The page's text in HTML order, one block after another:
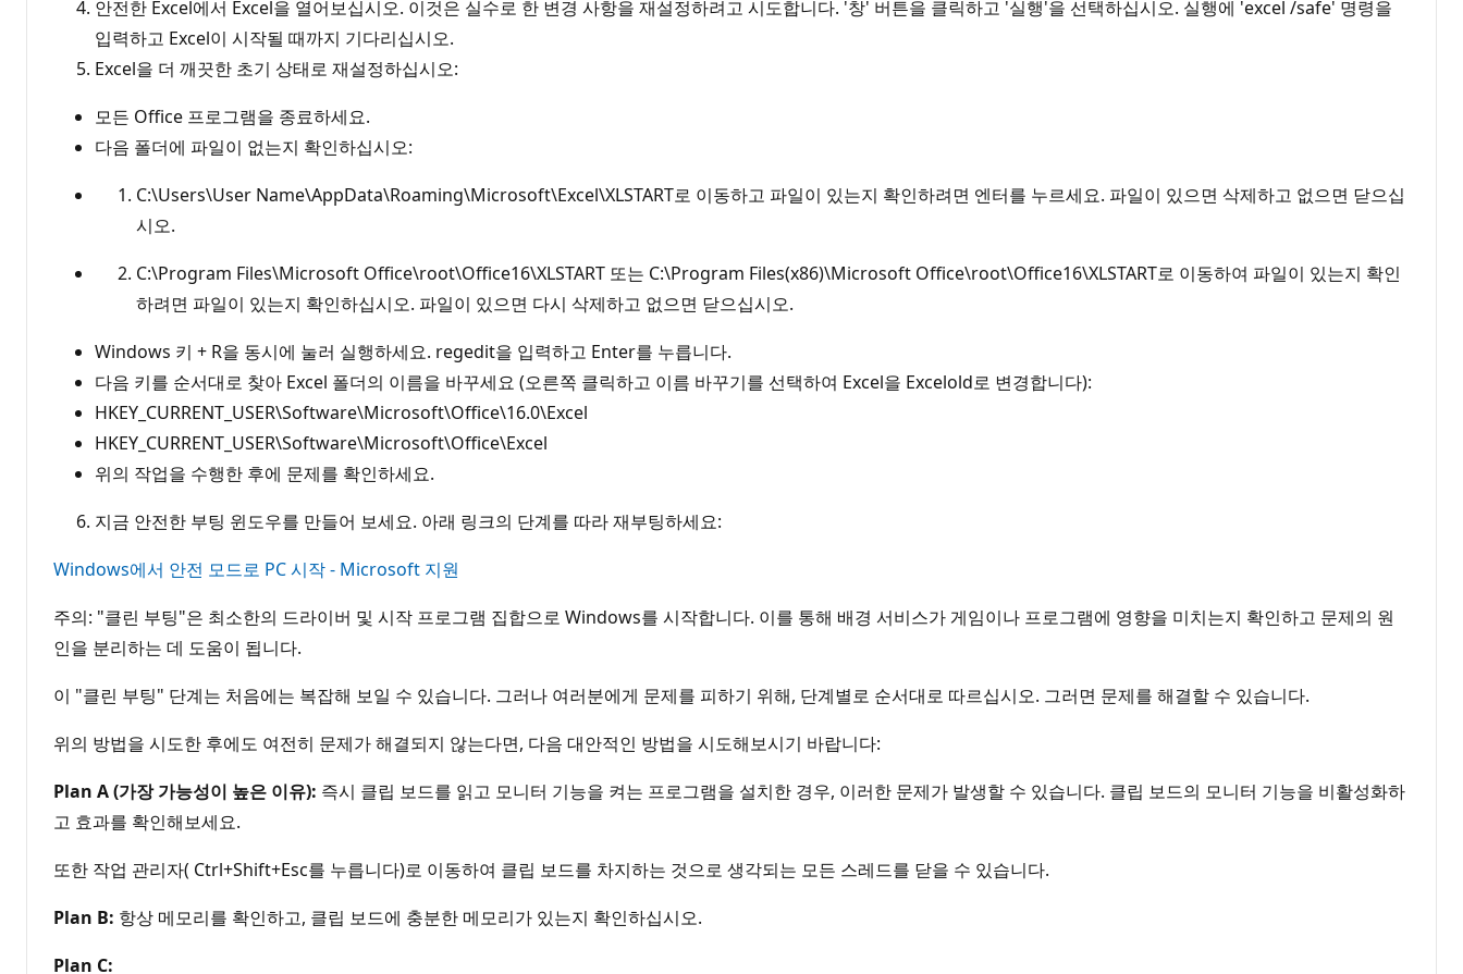
안전한 Excel에서 Excel을 열어보십시오. 이것은 실수로 한 변경 사항을 재설정하려고 시도합니다. '창' 버튼을 클릭하고 '실행'을 선택하십시오. 실행에 'excel /safe' 명령을
입력하고 Excel이 시작될 때까지 기다리십시오.
Excel을 더 깨끗한 초기 상태로 재설정하십시오:
모든 Office 프로그램을 종료하세요.
다음 폴더에 파일이 없는지 확인하십시오:
C:\Users\User Name\AppData\Roaming\Microsoft\Excel\XLSTART로 이동하고 파일이 있는지 확인하려면 엔터를 누르세요. 파일이 있으면 삭제하고 없으면 닫으십
시오.
C:\Program Files\Microsoft Office\root\Office16\XLSTART 또는 C:\Program Files(x86)\Microsoft Office\root\Office16\XLSTART로 이동하여 파일이 있는지 확인
하려면 파일이 있는지 확인하십시오. 파일이 있으면 다시 삭제하고 없으면 닫으십시오.
Windows 키 + R을 동시에 눌러 실행하세요. regedit을 입력하고 Enter를 누릅니다.
다음 키를 순서대로 찾아 Excel 폴더의 이름을 바꾸세요 (오른쪽 클릭하고 이름 바꾸기를 선택하여 Excel을 Excelold로 변경합니다):
HKEY_CURRENT_USER\Software\Microsoft\Office\16.0\Excel
HKEY_CURRENT_USER\Software\Microsoft\Office\Excel
위의 작업을 수행한 후에 문제를 확인하세요.
지금 안전한 부팅 윈도우를 만들어 보세요. 아래 링크의 단계를 따라 재부팅하세요:
Windows에서 안전 모드로 PC 시작 - Microsoft 지원
주의: "클린 부팅"은 최소한의 드라이버 및 시작 프로그램 집합으로 Windows를 시작합니다. 이를 통해 배경 서비스가 게임이나 프로그램에 영향을 미치는지 확인하고 문제의 원
인을 분리하는 데 도움이 됩니다.
이 "클린 부팅" 단계는 처음에는 복잡해 보일 수 있습니다. 그러나 여러분에게 문제를 피하기 위해, 단계별로 순서대로 따르십시오. 그러면 문제를 해결할 수 있습니다.
위의 방법을 시도한 후에도 여전히 문제가 해결되지 않는다면, 다음 대안적인 방법을 시도해보시기 바랍니다:
Plan A (가장 가능성이 높은 이유): 즉시 클립 보드를 읽고 모니터 기능을 켜는 프로그램을 설치한 경우, 이러한 문제가 발생할 수 있습니다. 클립 보드의 모니터 기능을 비활성화하
고 효과를 확인해보세요.
또한 작업 관리자( Ctrl+Shift+Esc를 누릅니다)로 이동하여 클립 보드를 차지하는 것으로 생각되는 모든 스레드를 닫을 수 있습니다.
Plan B: 항상 메모리를 확인하고, 클립 보드에 충분한 메모리가 있는지 확인하십시오.
Plan C: